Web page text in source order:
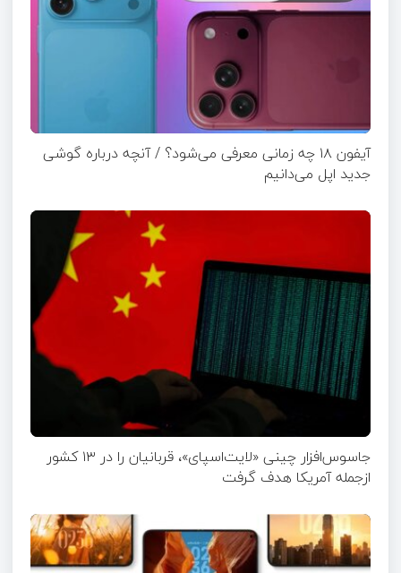
آیفون ۱۸ چه زمانی معرفی می‌شود؟ / آنچه درباره گوشی
جدید اپل می‌دانیم
جاسوس‌افزار چینی «لایت‌اسپای»، قربانیان را در ۱۳ کشور
ازجمله آمریکا هدف گرفت